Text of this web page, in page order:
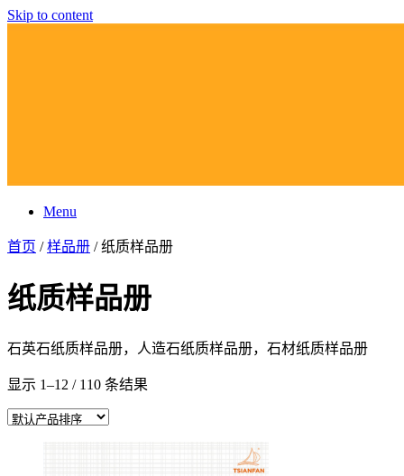
Skip to content
Menu
首页 /样品册 / 纸质样品册
纸质样品册
石英石纸质样品册，人造石纸质样品册，石材纸质样品册
显示 1–12 / 110 条结果